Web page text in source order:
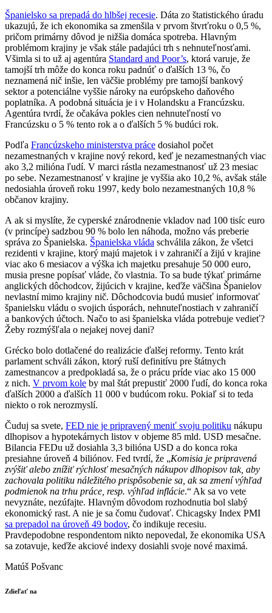
Španielsko sa prepadá do hlbšej recesie. Dáta zo štatistického úradu
ukazujú, že ich ekonomika sa zmenšila v prvom štvrťroku o 0,5 %,
pričom primárny dôvod je nižšia domáca spotreba. Hlavným
problémom krajiny je však stále padajúci trh s nehnuteľnosťami.
Všimla si to už aj agentúra Standard and Poor’s, ktorá varuje, že
tamojší trh môže do konca roku padnúť o ďalších 13 %, čo
neznamená nič inšie, len väčšie problémy pre tamojší bankový
sektor a potenciálne vyššie nároky na európskeho daňového
poplatníka. A podobná situácia je i v Holandsku a Francúzsku.
Agentúra tvrdí, že očakáva pokles cien nehnuteľností vo
Francúzsku o 5 % tento rok a o ďalších 5 % budúci rok.
Podľa Francúzskeho ministerstva práce dosiahol počet
nezamestnaných v krajine nový rekord, keď je nezamestnaných viac
ako 3,2 milióna ľudí. V marci rástla nezamestnanosť už 23 mesiac
po sebe. Nezamestnanosť v krajine je vyššia ako 10,2 %, avšak stále
nedosiahla úroveň roku 1997, kedy bolo nezamestnaných 10,8 %
občanov krajiny.
A ak si myslíte, že cyperské znárodnenie vkladov nad 100 tisíc euro
(v princípe) sadzbou 90 % bolo len náhoda, možno vás preberie
správa zo Španielska. Španielska vláda schválila zákon, že všetci
rezidenti v krajine, ktorý majú majetok i v zahraničí a žijú v krajine
viac ako 6 mesiacov a výška ich majetku presahuje 50 000 euro,
musia presne popísať vláde, čo vlastnia. To sa bude týkať primárne
anglických dôchodcov, žijúcich v krajine, keďže väčšina Španielov
nevlastní mimo krajiny nič. Dôchodcovia budú musieť informovať
španielsku vládu o svojich úsporách, nehnuteľnostiach v zahraničí
a bankových účtoch. Načo to asi španielska vláda potrebuje vedieť?
Žeby rozmýšľala o nejakej novej dani?
Grécko bolo dotlačené do realizácie ďalšej reformy. Tento krát
parlament schváli zákon, ktorý ruší definitívu pre štátnych
zamestnancov a predpokladá sa, že o prácu príde viac ako 15 000
z nich. V prvom kole by mal štát prepustiť 2000 ľudí, do konca roka
ďalších 2000 a ďalších 11 000 v budúcom roku. Pokiaľ si to teda
niekto o rok nerozmyslí.
Čuduj sa svete, FED nie je pripravený meniť svoju politiku nákupu
dlhopisov a hypotekárnych listov v objeme 85 mld. USD mesačne.
Bilancia FEDu už dosiahla 3,3 bilióna USD a do konca roka
presiahne úroveň 4 biliónov. Fed tvrdí, že „Komisia je pripravená
zvýšiť alebo znížiť rýchlosť mesačných nákupov dlhopisov tak, aby
zachovala politiku náležitého prispôsobenie sa, ak sa zmení výhľad
podmienok na trhu práce, resp. výhľad inflácie.“ Ak sa vo vete
nevyznáte, nezúfajte. Hlavným dôvodom rozhodnutia bol slabý
ekonomický rast. A nie je sa čomu čudovať. Chicagsky Index PMI
sa prepadol na úroveň 49 bodov, čo indikuje recesiu.
Pravdepodobne respondentom nikto nepovedal, že ekonomika USA
sa zotavuje, keďže akciové indexy dosiahli svoje nové maximá.
Matúš Pošvanc
Zdieľať na